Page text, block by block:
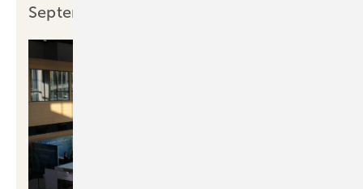
September 2025 in Neu-Ulm